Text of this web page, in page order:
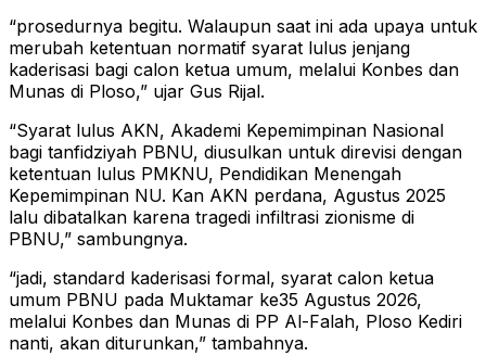
“prosedurnya begitu. Walaupun saat ini ada upaya untuk
merubah ketentuan normatif syarat lulus jenjang
kaderisasi bagi calon ketua umum, melalui Konbes dan
Munas di Ploso,” ujar Gus Rijal.
“Syarat lulus AKN, Akademi Kepemimpinan Nasional
bagi tanfidziyah PBNU, diusulkan untuk direvisi dengan
ketentuan lulus PMKNU, Pendidikan Menengah
Kepemimpinan NU. Kan AKN perdana, Agustus 2025
lalu dibatalkan karena tragedi infiltrasi zionisme di
PBNU,” sambungnya.
“jadi, standard kaderisasi formal, syarat calon ketua
umum PBNU pada Muktamar ke35 Agustus 2026,
melalui Konbes dan Munas di PP Al-Falah, Ploso Kediri
nanti, akan diturunkan,” tambahnya.